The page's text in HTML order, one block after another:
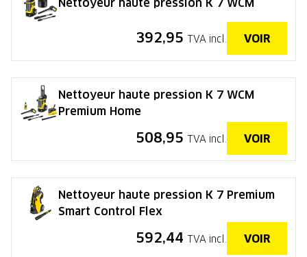
Nettoyeur haute pression K 7 WCM
392,95 TVA incl. VOIR
Nettoyeur haute pression K 7 WCM
Premium Home
508,95 TVA incl. VOIR
Nettoyeur haute pression K 7 Premium
Smart Control Flex
592,44 TVA incl. VOIR